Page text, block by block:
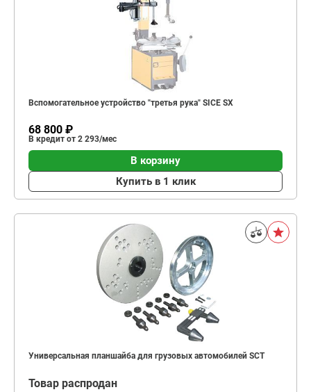
Вспомогательное устройство "третья рука" SICE SX
68 800 ₽
В кредит от 2 293/мес
В корзину
Купить в 1 клик
Универсальная планшайба для грузовых автомобилей SCT
Товар распродан